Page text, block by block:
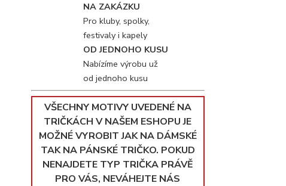
NA ZAKÁZKU
Pro kluby, spolky,
festivaly i kapely
OD JEDNOHO KUSU
Nabízíme výrobu už
od jednoho kusu
VŠECHNY MOTIVY UVEDENÉ NA
TRIČKÁCH V NAŠEM ESHOPU JE
MOŽNÉ VYROBIT JAK NA DÁMSKÉ
TAK NA PÁNSKÉ TRIČKO. POKUD
NENAJDETE TYP TRIČKA PRÁVĚ
PRO VÁS, NEVÁHEJTE NÁS